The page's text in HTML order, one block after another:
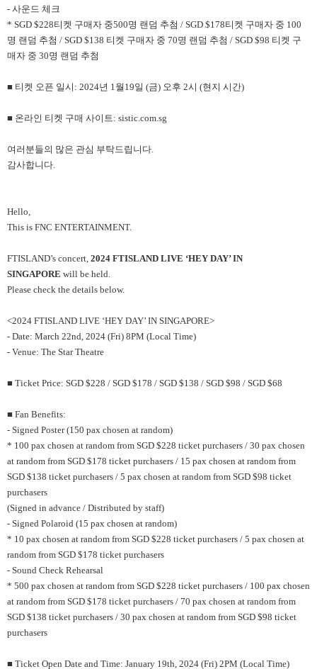
- 사운드 체크
* SGD $228티켓 구매자 중500명 랜덤 추첨 / SGD $178티켓 구매자 중 100
명 랜덤 추첨 / SGD $138 티켓 구매자 중 70명 랜덤 추첨 / SGD $98 티켓 구
매자 중 30명 랜덤 추첨
■ 티켓 오픈 일시: 2024년 1월19일 (금) 오후 2시 (현지 시간)
■ 온라인 티켓 구매 사이트: sistic.com.sg
여러분들의 많은 관심 부탁드립니다.
감사합니다.
Hello,
This is FNC ENTERTAINMENT.
FTISLAND’s concert, 2024 FTISLAND LIVE ‘HEY DAY’ IN
SINGAPORE will be held.
Please check the details below.
<2024 FTISLAND LIVE ‘HEY DAY’ IN SINGAPORE>
- Date: March 22nd, 2024 (Fri) 8PM (Local Time)
- Venue: The Star Theatre
■ Ticket Price: SGD $228 / SGD $178 / SGD $138 / SGD $98 / SGD $68
■ Fan Benefits:
- Signed Poster (150 pax chosen at random)
* 100 pax chosen at random from SGD $228 ticket purchasers / 30 pax chosen
at random from SGD $178 ticket purchasers / 15 pax chosen at random from
SGD $138 ticket purchasers / 5 pax chosen at random from SGD $98 ticket
purchasers
(Signed in advance / Distributed by staff)
- Signed Polaroid (15 pax chosen at random)
* 10 pax chosen at random from SGD $228 ticket purchasers / 5 pax chosen at
random from SGD $178 ticket purchasers
- Sound Check Rehearsal
* 500 pax chosen at random from SGD $228 ticket purchasers / 100 pax chosen
at random from SGD $178 ticket purchasers / 70 pax chosen at random from
SGD $138 ticket purchasers / 30 pax chosen at random from SGD $98 ticket
purchasers
■ Ticket Open Date and Time: January 19th, 2024 (Fri) 2PM (Local Time)